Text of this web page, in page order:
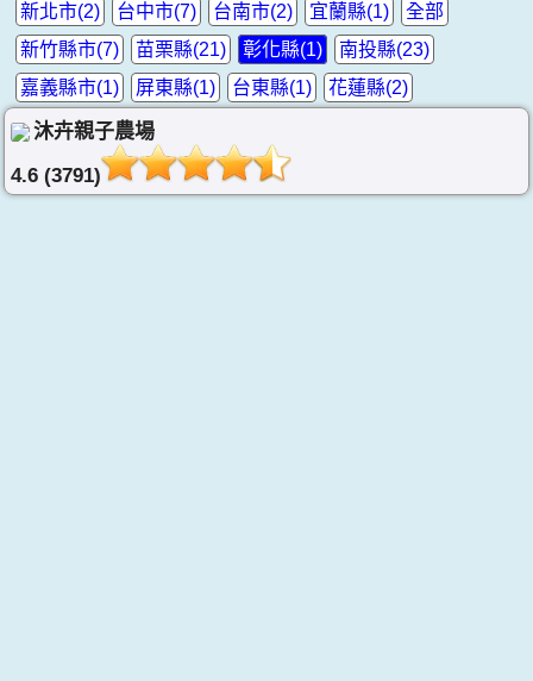
全部
新北市(2) 台中市(7) 台南市(2)
宜蘭縣(1)
新竹縣市(7)
苗栗縣(21) 彰化縣(1)
南投縣(23)
嘉義縣市(1)
屏東縣(1) 台東縣(1) 花蓮縣(2)
沐卉親子農場
4.6 (3791)